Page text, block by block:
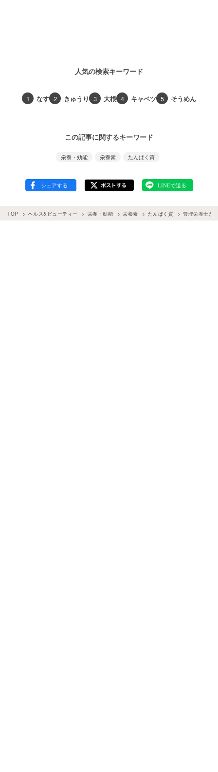
人気の検索キーワード
1 なす 2 きゅうり 3 大根 4 キャベツ 5 そうめん
この記事に関するキーワード
栄養・効能 栄養素 たんぱく質
TOP ヘルス&ビューティー 栄養・効能 栄養素 たんぱく質 管理栄養士が